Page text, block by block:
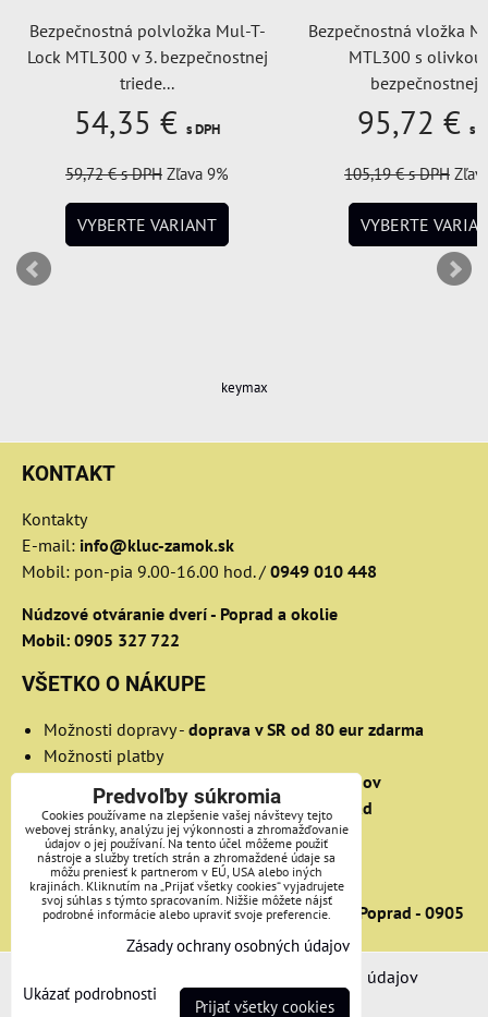
Bezpečnostná polvložka Mul-T-
Lock MTL300 v 3. bezpečnostnej
triede...
54,35 € s DPH
59,72 €s DPH Zľava 9%
VYBERTE VARIANT
Bezpečnostná vložka
MTL300 s olivkou
95,72 € s
105,19 €s DPH
VYBERTE
keymax
KONTAKT
Kontakty
E-mail: info@kluc-zamok.sk
Mobil: pon-pia 9.00-16.00 hod. / 0949 010 448
Núdzové otváranie dverí - Poprad a okolie
Mobil: 0905 327 722
VŠETKO O NÁKUPE
Možnosti dopravy- doprava v SR od 80 eur zdarma
Možnosti platby
OC Retro Ružinov
Osobný odber v Poprade-OC Výkrik Poprad
Obchodné podmienky
Zásady ochrany osobných údajov
Reklamácie
Prehľad služieb -núdzové otváranie dverí Poprad - 0905
Zásady ochrany osobných údajov
Predvoľby súkromia
Cookies používame na zlepšenie vašej návštevy tejto
webovej stránky, analýzu jej výkonnosti a zhromažďovanie
údajov o jej používaní. Na tento účel môžeme použiť
nástroje a služby tretích strán a zhromaždené údaje sa
môžu preniesť k partnerom v EÚ, USA alebo iných
krajinách. Kliknutím na „Prijať všetky cookies“ vyjadrujete
svoj súhlas s týmto spracovaním. Nižšie môžete nájsť
podrobné informácie alebo upraviť svoje preferencie.
Zásady ochrany osobných údajov
Ukázať podrobnosti
Prijať všetky cookies